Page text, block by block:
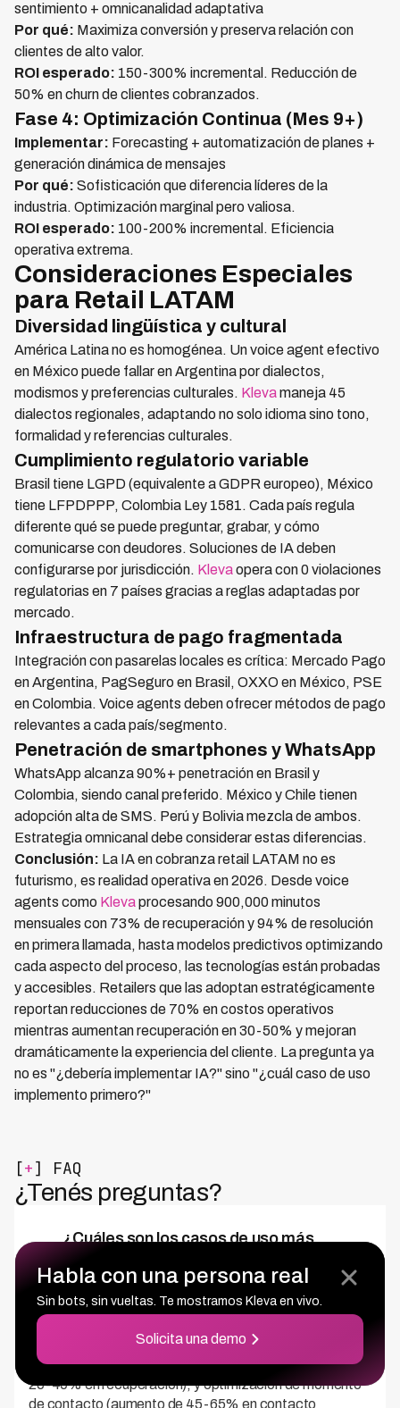
sentimiento + omnicanalidad adaptativa
Por qué: Maximiza conversión y preserva relación con
clientes de alto valor.
ROI esperado: 150-300% incremental. Reducción de
50% en churn de clientes cobranzados.
Fase 4: Optimización Continua (Mes 9+)
Implementar: Forecasting + automatización de planes +
generación dinámica de mensajes
Por qué: Sofisticación que diferencia líderes de la
industria. Optimización marginal pero valiosa.
ROI esperado: 100-200% incremental. Eficiencia
operativa extrema.
Consideraciones Especiales
para Retail LATAM
Diversidad lingüística y cultural
América Latina no es homogénea. Un voice agent efectivo
en México puede fallar en Argentina por dialectos,
modismos y preferencias culturales. Klevamaneja 45
dialectos regionales, adaptando no solo idioma sino tono,
formalidad y referencias culturales.
Cumplimiento regulatorio variable
Brasil tiene LGPD (equivalente a GDPR europeo), México
tiene LFPDPPP, Colombia Ley 1581. Cada país regula
diferente qué se puede preguntar, grabar, y cómo
comunicarse con deudores. Soluciones de IA deben
configurarse por jurisdicción. Klevaopera con 0 violaciones
regulatorias en 7 países gracias a reglas adaptadas por
mercado.
Infraestructura de pago fragmentada
Integración con pasarelas locales es crítica: Mercado Pago
en Argentina, PagSeguro en Brasil, OXXO en México, PSE
en Colombia. Voice agents deben ofrecer métodos de pago
relevantes a cada país/segmento.
Penetración de smartphones y WhatsApp
WhatsApp alcanza 90%+ penetración en Brasil y
Colombia, siendo canal preferido. México y Chile tienen
adopción alta de SMS. Perú y Bolivia mezcla de ambos.
Estrategia omnicanal debe considerar estas diferencias.
Conclusión: La IA en cobranza retail LATAM no es
futurismo, es realidad operativa en 2026. Desde voice
agents como Klevaprocesando 900,000 minutos
mensuales con 73% de recuperación y 94% de resolución
en primera llamada, hasta modelos predictivos optimizando
cada aspecto del proceso, las tecnologías están probadas
y accesibles. Retailers que las adoptan estratégicamente
reportan reducciones de 70% en costos operativos
mientras aumentan recuperación en 30-50% y mejoran
dramáticamente la experiencia del cliente. La pregunta ya
no es "¿debería implementar IA?" sino "¿cuál caso de uso
implemento primero?"
[+] FAQ
¿Tenés preguntas?
¿Cuáles son los casos de uso más
Los casos de uso con mayor ROI son voice agents
automatizados (reducción del 70% de costos con 73%
de recuperación como logra Kleva), predicción de
probabilidad de pago con machine learning (mejora de
25-40% en recuperación), y optimización de momento
de contacto (aumento de 45-65% en contacto
Habla con una persona real
Sin bots, sin vueltas. Te mostramos Kleva en vivo.
Solicita una demo